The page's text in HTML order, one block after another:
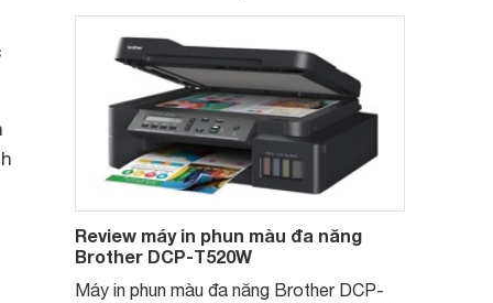
Review máy in phun màu đa năng
Brother DCP-T520W
Máy in phun màu đa năng Brother DCP-